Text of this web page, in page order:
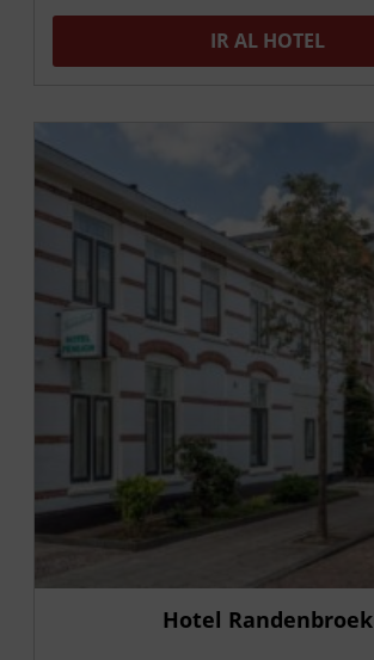
IR AL HOTEL
Hotel Randenbroek